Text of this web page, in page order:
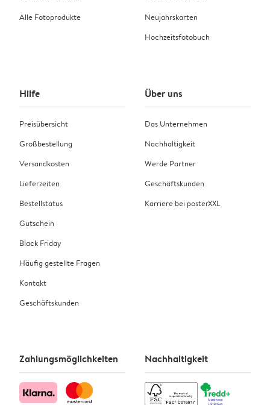
Alle Fotoprodukte
Neujahrskarten
Hochzeitsfotobuch
Hilfe
Preisübersicht
Großbestellung
Versandkosten
Lieferzeiten
Bestellstatus
Gutschein
Black Friday
Häufig gestellte Fragen
Kontakt
Geschäftskunden
Über uns
Das Unternehmen
Nachhaltigkeit
Werde Partner
Geschäftskunden
Karriere bei posterXXL
Zahlungsmöglichkeiten Nachhaltigkeit